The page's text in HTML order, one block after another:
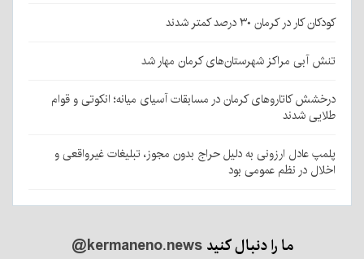
کودکان کار در کرمان ۳۰ درصد کمتر شدند
تنش آبی مراکز شهرستان‌های کرمان مهار شد
درخشش کاتاروهای کرمان در مسابقات آسیای میانه؛ انکوتی و قوام
طلایی شدند
پلمپ عادل ارزونی به دليل حراج بدون مجوز، تبليغات غیرواقعی و
اخلال در نظم عمومی بود
ما را دنبال کنید@kermaneno.news